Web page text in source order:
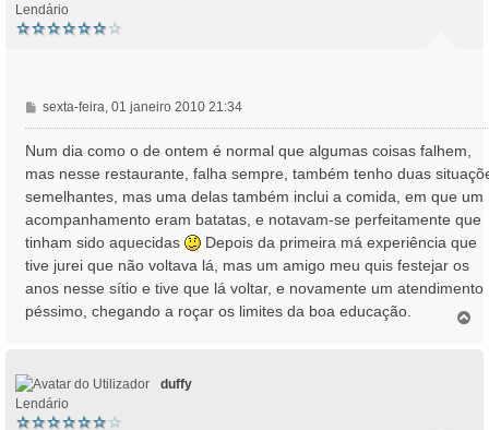
Lendário
M
e
a
g
e
m
sexta-feira, 01 janeiro 2010 21:34
Num dia como o de ontem é normal que algumas coisas falhem,
mas nesse restaurante, falha sempre, também tenho duas
semelhantes, mas uma delas também inclui a comida, em que um
acompanhamento eram batatas, e notavam-se perfeitamente que
tinham sido aquecidas
Depois da primeira má experiência que
tive jurei que não voltava lá, mas um amigo meu quis festejar os
anos nesse sítio e tive que lá voltar, e novamente um atendimento
péssimo, chegando a roçar os limites da boa educação.
duffy
Lendário